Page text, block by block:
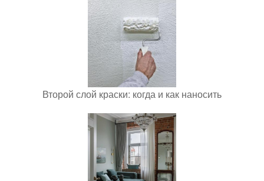
Второй слой краски: когда и как наносить